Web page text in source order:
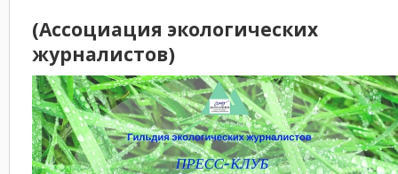
(Ассоциация экологических
журналистов)